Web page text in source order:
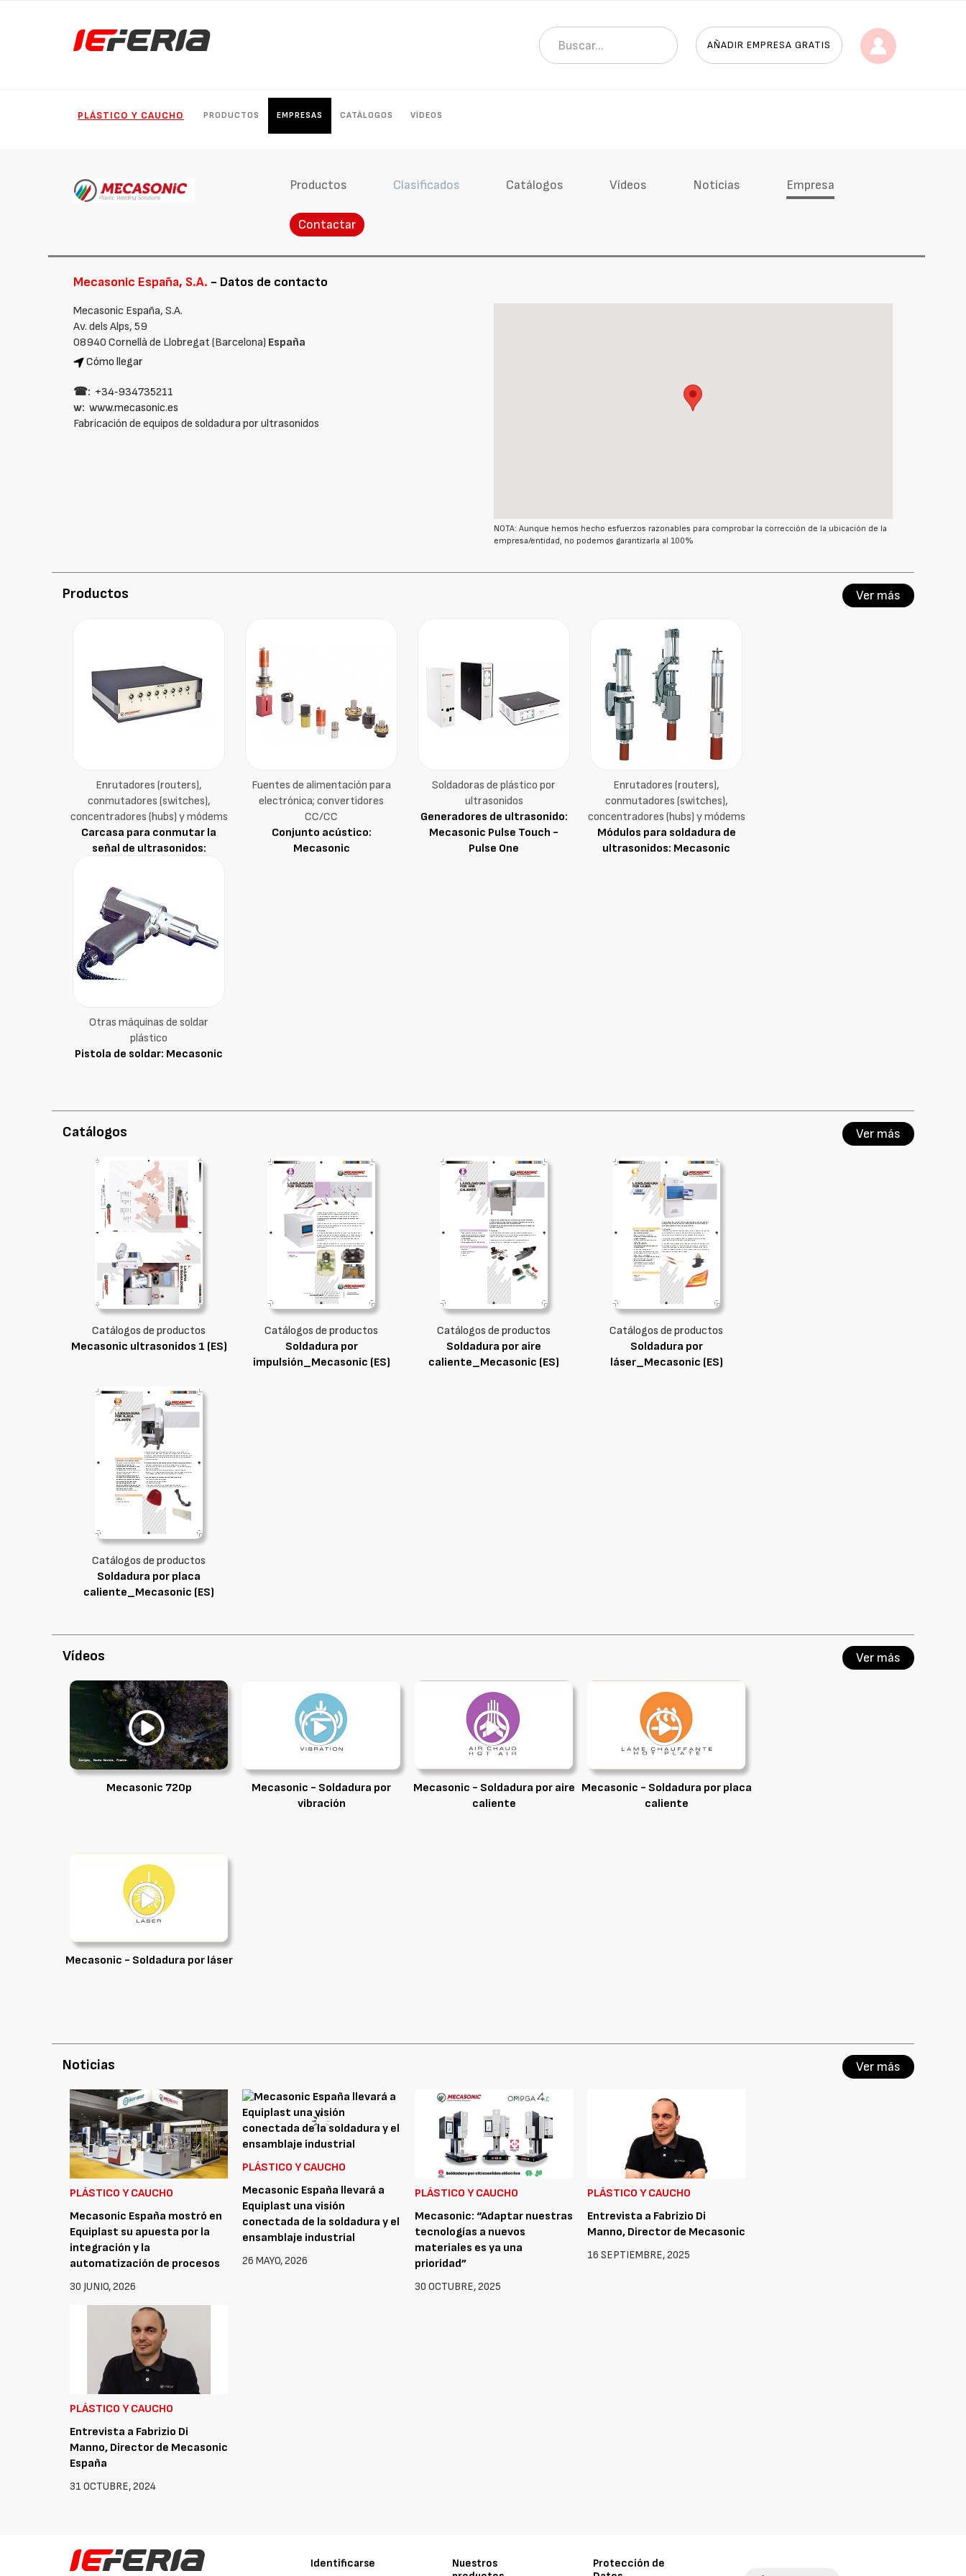
AÑADIR EMPRESA GRATIS
PLÁSTICO Y CAUCHO PRODUCTOS EMPRESAS CATÁLOGOS VÍDEOS
Productos Clasificados Catálogos Vídeos Noticias Empresa
Contactar
Mecasonic España, S.A. - Datos de contacto
Mecasonic España, S.A.
Av. dels Alps, 59
08940 Cornellà de Llobregat (Barcelona) España
Cómo llegar
☎: +34‑934735211
w:www.mecasonic.es
Fabricación de equipos de soldadura por ultrasonidos
NOTA: Aunque hemos hecho esfuerzos razonables para comprobar la corrección de la ubicación de la
empresa/entidad, no podemos garantizarla al 100%
Productos Ver más
Enrutadores (routers),
conmutadores (switches),
concentradores (hubs) y módems
Carcasa para conmutar la
señal de ultrasonidos:
Mecasonic Meca-séquence
Fuentes de alimentación para
electrónica; convertidores
CC/CC
Conjunto acústico:
Mecasonic
Soldadoras de plástico por
ultrasonidos
Generadores de ultrasonido:
Mecasonic Pulse Touch -
Pulse One
Enrutadores (routers),
conmutadores (switches),
concentradores (hubs) y módems
Módulos para soldadura de
ultrasonidos: Mecasonic
Otras máquinas de soldar
plástico
Pistola de soldar: Mecasonic
Catálogos Ver más
Catálogos de productos
Mecasonic ultrasonidos 1 (ES)
Catálogos de productos
Soldadura por
impulsión_Mecasonic (ES)
Catálogos de productos
Soldadura por aire
caliente_Mecasonic (ES)
Catálogos de productos
Soldadura por
láser_Mecasonic (ES)
Catálogos de productos
Soldadura por placa
caliente_Mecasonic (ES)
Vídeos Ver más
Mecasonic 720p
Mecasonic - Soldadura por
vibración
Mecasonic - Soldadura por aire
caliente
Mecasonic - Soldadura por placa
caliente
Mecasonic - Soldadura por láser
Noticias Ver más
PLÁSTICO Y CAUCHO
Mecasonic España mostró en
Equiplast su apuesta por la
integración y la
automatización de procesos
30 JUNIO, 2026
PLÁSTICO Y CAUCHO
Mecasonic España llevará a
Equiplast una visión
conectada de la soldadura y el
ensamblaje industrial
26 MAYO, 2026
PLÁSTICO Y CAUCHO
Mecasonic: “Adaptar nuestras
tecnologías a nuevos
materiales es ya una
prioridad”
30 OCTUBRE, 2025
PLÁSTICO Y CAUCHO
Entrevista a Fabrizio Di
Manno, Director de Mecasonic
16 SEPTIEMBRE, 2025
PLÁSTICO Y CAUCHO
Entrevista a Fabrizio Di
Manno, Director de Mecasonic
España
31 OCTUBRE, 2024
Identificarse
Nuestros
Protección de